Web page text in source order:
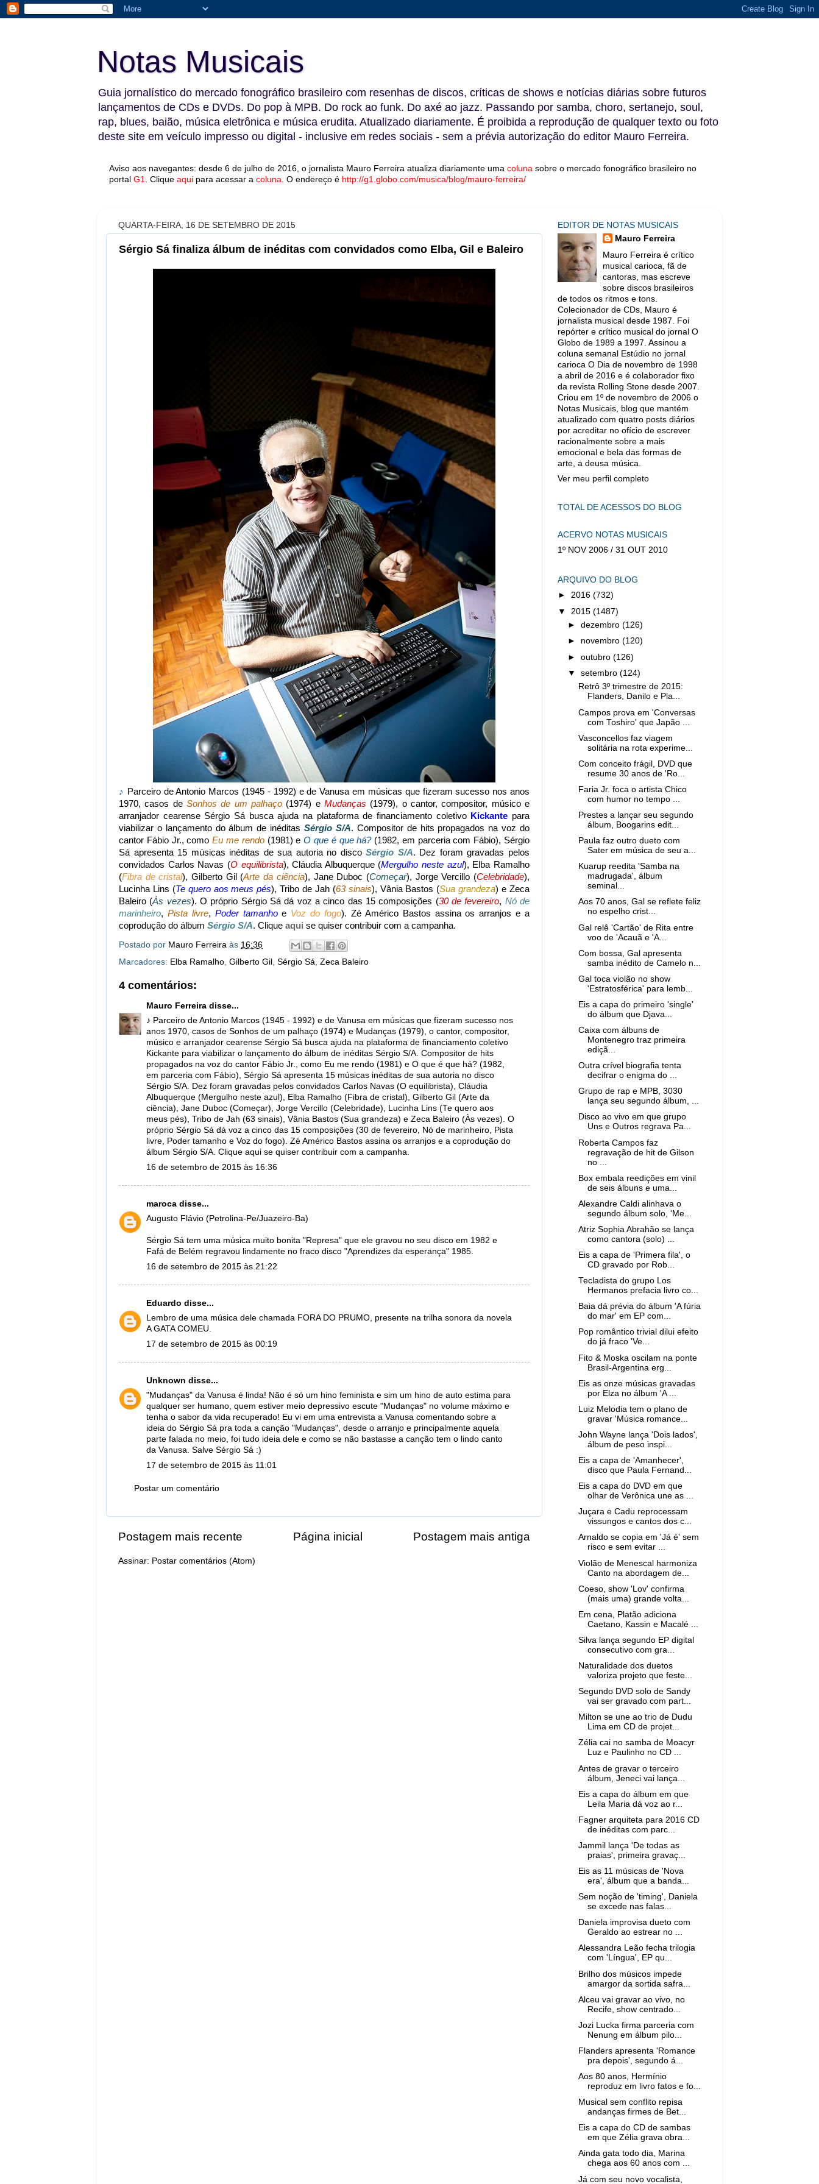
Notas Musicais
Guia jornalístico do mercado fonográfico brasileiro com resenhas de discos, críticas de shows e notícias diárias sobre futuros
lançamentos de CDs e DVDs. Do pop à MPB. Do rock ao funk. Do axé ao jazz. Passando por samba, choro, sertanejo, soul,
rap, blues, baião, música eletrônica e música erudita. Atualizado diariamente. É proibida a reprodução de qualquer texto ou foto
deste site em veículo impresso ou digital - inclusive em redes sociais - sem a prévia autorização do editor Mauro Ferreira.
Aviso aos navegantes: desde 6 de julho de 2016, o jornalista Mauro Ferreira atualiza diariamente uma coluna sobre o mercado fonográfico brasileiro no
portal G1 Clique aqui para acessar a coluna O endereço é http://g1.globo.com/musica/blog/mauro-ferreira/
QUARTA-FEIRA, 16 DE SETEMBRO DE 2015
Sérgio Sá finaliza álbum de inéditas com convidados como Elba, Gil e Baleiro
♪ Parceiro de Antonio Marcos (1945 - 1992) e de Vanusa em músicas que fizeram sucesso nos anos
1970, casos de Sonhos de um palhaço (1974) e Mudanças (1979), o cantor, compositor, músico e
arranjador cearense Sérgio Sá busca ajuda na plataforma de financiamento coletivo Kickante para
viabilizar o lançamento do álbum de inéditasSérgio S/A. Compositor de hits propagados na voz do
cantor Fábio Jr., comoEu me rendo(1981) eO que é que há?(1982, em parceria com Fábio), Sérgio
Sá apresenta 15 músicas inéditas de sua autoria no discoSérgio S/A. Dez foram gravadas pelos
convidados Carlos Navas (O equilibrista), Cláudia Albuquerque (Mergulho neste azul), Elba Ramalho
(Fibra de cristal), Gilberto Gil (Arte da ciência), Jane Duboc (Começar), Jorge Vercillo (Celebridade),
Lucinha Lins (Te quero aos meus pés), Tribo de Jah (63 sinais), Vânia Bastos (Sua grandeza) e Zeca
Baleiro (Às vezes). O próprio Sérgio Sá dá voz a cinco das 15 composições (30 de fevereiro, Nó de
marinheiro, Pista livre, Poder tamanhoe Voz do fogo). Zé Américo Bastos assina os arranjos e a
coprodução do álbum Sérgio S/A. Clique aqui se quiser contribuir com a campanha.
Postado por Mauro Ferreira às 16:36
Marcadores: Elba Ramalho, Gilberto Gil , Sérgio Sá, Zeca Baleiro
4 comentários:
Mauro Ferreira disse...
♪ Parceiro de Antonio Marcos (1945 - 1992) e de Vanusa em músicas que fizeram sucesso nos
anos 1970, casos de Sonhos de um palhaço (1974) e Mudanças (1979), o cantor, compositor,
músico e arranjador cearense Sérgio Sá busca ajuda na plataforma de financiamento coletivo
Kickante para viabilizar o lançamento do álbum de inéditas Sérgio S/A. Compositor de hits
propagados na voz do cantor Fábio Jr., como Eu me rendo (1981) e O que é que há? (1982,
em parceria com Fábio), Sérgio Sá apresenta 15 músicas inéditas de sua autoria no disco
Sérgio S/A. Dez foram gravadas pelos convidados Carlos Navas (O equilibrista), Cláudia
Albuquerque (Mergulho neste azul), Elba Ramalho (Fibra de cristal), Gilberto Gil (Arte da
ciência), Jane Duboc (Começar), Jorge Vercillo (Celebridade), Lucinha Lins (Te quero aos
meus pés), Tribo de Jah (63 sinais), Vânia Bastos (Sua grandeza) e Zeca Baleiro (Às vezes). O
próprio Sérgio Sá dá voz a cinco das 15 composições (30 de fevereiro, Nó de marinheiro, Pista
livre, Poder tamanho e Voz do fogo). Zé Américo Bastos assina os arranjos e a coprodução do
álbum Sérgio S/A. Clique aqui se quiser contribuir com a campanha.
16 de setembro de 2015 às 16:36
maroca disse...
Augusto Flávio (Petrolina-Pe/Juazeiro-Ba)
Sérgio Sá tem uma música muito bonita "Represa" que ele gravou no seu disco em 1982 e
Fafá de Belém regravou lindamente no fraco disco "Aprendizes da esperança" 1985.
16 de setembro de 2015 às 21:22
Eduardo disse...
Lembro de uma música dele chamada FORA DO PRUMO, presente na trilha sonora da novela
A GATA COMEU.
17 de setembro de 2015 às 00:19
Unknown disse...
"Mudanças" da Vanusa é linda! Não é só um hino feminista e sim um hino de auto estima para
qualquer ser humano, quem estiver meio depressivo escute "Mudanças" no volume máximo e
tenha o sabor da vida recuperado! Eu vi em uma entrevista a Vanusa comentando sobre a
ideia do Sérgio Sá pra toda a canção "Mudanças", desde o arranjo e principalmente aquela
parte falada no meio, foi tudo ideia dele e como se não bastasse a canção tem o lindo canto
da Vanusa. Salve Sérgio Sá :)
17 de setembro de 2015 às 11:01
Postar um comentário
Postagem mais recente Postagem mais antiga
Página inicial
Assinar: Postar comentários (Atom)
EDITOR DE NOTAS MUSICAIS
Mauro Ferreira
Mauro Ferreira é crítico
musical carioca, fã de
cantoras, mas escreve
sobre discos brasileiros
de todos os ritmos e tons.
Colecionador de CDs, Mauro é
jornalista musical desde 1987. Foi
repórter e crítico musical do jornal O
Globo de 1989 a 1997. Assinou a
coluna semanal Estúdio no jornal
carioca O Dia de novembro de 1998
a abril de 2016 e é colaborador fixo
da revista Rolling Stone desde 2007.
Criou em 1º de novembro de 2006 o
Notas Musicais, blog que mantém
atualizado com quatro posts diários
por acreditar no ofício de escrever
racionalmente sobre a mais
emocional e bela das formas de
arte, a deusa música.
Ver meu perfil completo
TOTAL DE ACESSOS DO BLOG
ACERVO NOTAS MUSICAIS
1º NOV 2006 / 31 OUT 2010
ARQUIVO DO BLOG
► 2016 (732)
▼ 2015 (1487)
►dezembro(126)
► novembro(120)
►outubro(126)
▼setembro(124)
Retrô 3º trimestre de 2015:
Flanders, Danilo e Pla...
Campos prova em 'Conversas
com Toshiro' que Japão ...
Vasconcellos faz viagem
solitária na rota experime...
Com conceito frágil, DVD que
resume 30 anos de 'Ro...
Faria Jr. foca o artista Chico
com humor no tempo ...
Prestes a lançar seu segundo
álbum, Boogarins edit...
Paula faz outro dueto com
Sater em música de seu a...
Kuarup reedita 'Samba na
madrugada', álbum
seminal...
Aos 70 anos, Gal se reflete feliz
no espelho crist...
Gal relê 'Cartão' de Rita entre
voo de 'Acauã e 'A...
Com bossa, Gal apresenta
samba inédito de Camelo n...
Gal toca violão no show
'Estratosférica' para lemb...
Eis a capa do primeiro 'single'
do álbum que Djava...
Caixa com álbuns de
Montenegro traz primeira
ediçã...
Outra crível biografia tenta
decifrar o enigma do ...
Grupo de rap e MPB, 3030
lança seu segundo álbum, ...
Disco ao vivo em que grupo
Uns e Outros regrava Pa...
Roberta Campos faz
regravação de hit de Gilson
no ...
Box embala reedições em vinil
de seis álbuns e uma...
Alexandre Caldi alinhava o
segundo álbum solo, 'Me...
Atriz Sophia Abrahão se lança
como cantora (solo) ...
Eis a capa de 'Primera fila', o
CD gravado por Rob...
Tecladista do grupo Los
Hermanos prefacia livro co...
Baia dá prévia do álbum 'A fúria
do mar' em EP com...
Pop romântico trivial dilui efeito
do já fraco 'Ve...
Fito & Moska oscilam na ponte
Brasil-Argentina erg...
Eis as onze músicas gravadas
por Elza no álbum 'A ...
Luiz Melodia tem o plano de
gravar 'Música romance...
John Wayne lança 'Dois lados',
álbum de peso inspi...
Eis a capa de 'Amanhecer',
disco que Paula Fernand...
Eis a capa do DVD em que
olhar de Verônica une as ...
Juçara e Cadu reprocessam
vissungos e cantos dos c...
Arnaldo se copia em 'Já é' sem
risco e sem evitar ...
Violão de Menescal harmoniza
Canto na abordagem de...
Coeso, show 'Lov' confirma
(mais uma) grande volta...
Em cena, Platão adiciona
Caetano, Kassin e Macalé ...
Silva lança segundo EP digital
consecutivo com gra...
Naturalidade dos duetos
valoriza projeto que feste...
Segundo DVD solo de Sandy
vai ser gravado com part...
Milton se une ao trio de Dudu
Lima em CD de projet...
Zélia cai no samba de Moacyr
Luz e Paulinho no CD ...
Antes de gravar o terceiro
álbum, Jeneci vai lança...
Eis a capa do álbum em que
Leila Maria dá voz ao r...
Fagner arquiteta para 2016 CD
de inéditas com parc...
Jammil lança 'De todas as
praias', primeira gravaç...
Eis as 11 músicas de 'Nova
era', álbum que a banda...
Sem noção de 'timing', Daniela
se excede nas falas...
Daniela improvisa dueto com
Geraldo ao estrear no ...
Alessandra Leão fecha trilogia
com 'Língua', EP qu...
Brilho dos músicos impede
amargor da sortida safra...
Alceu vai gravar ao vivo, no
Recife, show centrado...
Jozi Lucka firma parceria com
Nenung em álbum pilo...
Flanders apresenta 'Romance
pra depois', segundo á...
Aos 80 anos, Hermínio
reproduz em livro fatos e fo...
Musical sem conflito repisa
andanças firmes de Bet...
Eis a capa do CD de sambas
em que Zélia grava obra...
Ainda gata todo dia, Marina
chega aos 60 anos com ...
Já com seu novo vocalista,